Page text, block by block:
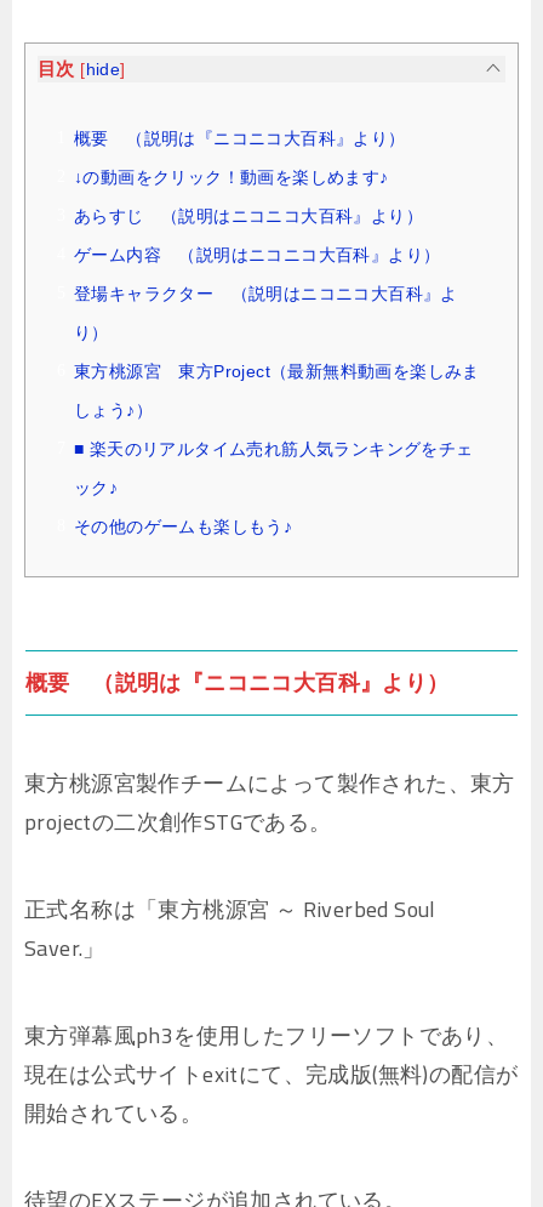
目次 [ hide]
概要 （説明は『ニコニコ大百科』より）
↓の動画をクリック！動画を楽しめます♪
あらすじ （説明はニコニコ大百科』より）
ゲーム内容 （説明はニコニコ大百科』より）
登場キャラクター （説明はニコニコ大百科』よ
り）
東方桃源宮 東方Project（最新無料動画を楽しみま
しょう♪）
■ 楽天のリアルタイム売れ筋人気ランキングをチェ
ック♪
その他のゲームも楽しもう♪
概要 （説明は『ニコニコ大百科』より）
東方桃源宮製作チームによって製作された、東方
projectの二次創作STGである。
正式名称は「東方桃源宮 ～ Riverbed Soul
Saver.」
東方弾幕風ph3を使用したフリーソフトであり、
現在は公式サイトexitにて、完成版(無料)の配信が
開始されている。